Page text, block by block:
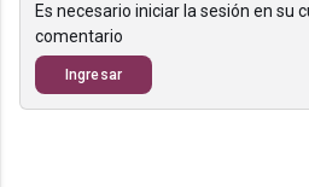
Es necesario iniciar la sesión en su
comentario
Ingresar